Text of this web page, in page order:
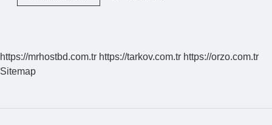
Piyasada
https://mrhostbd.com.tr https://tarkov.com.tr https://orzo.com.tr
Sitemap